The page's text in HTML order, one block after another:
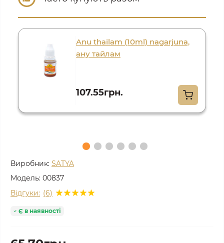
Anu thailam (10ml) nagarjuna,
ану тайлам
107.55грн.
Виробник: SATYA
Модель: 00837
Відгуки: (6)
Є в наявності